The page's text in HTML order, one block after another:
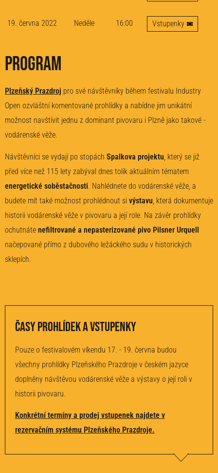
19. června 2022 Neděle 16:00 Vstupenky
Program
Plzeňský Prazdroj pro své návštěvníky během festivalu Industry
Open ozvláštní komentované prohlídky a nabídne jim unikátní
možnost navštívit jednu z dominant pivovaru i Plzně jako takové -
vodárenské věže.
Návštěvníci se vydají po stopách Spalkova projektu, který se již
před více než 115 lety zabýval dnes tolik aktuálním tématem
energetické soběstačnosti. Nahlédnete do vodárenské věže, a
budete mít také možnost prohlédnout si výstavu, která dokumentuje
historii vodárenské věže v pivovaru a její role. Na závěr prohlídky
ochutnáte nefiltrované a nepasterizované pivo Pilsner Urquell
načepované přímo z dubového ležáckého sudu v historických
sklepích.
Časy prohlídek a vstupenky
Pouze o festivalovém víkendu 17. - 19. června budou
všechny prohlídky Plzeňského Prazdroje v českém jazyce
doplněny návštěvou vodárenské věže a výstavy o její roli v
historii pivovaru.
Konkrétní termíny a prodej vstupenek najdete v
rezervačním systému Plzeňského Prazdroje.